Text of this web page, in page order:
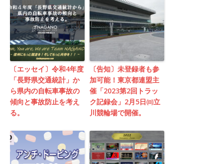
〔エッセイ〕令和4年度
「長野県交通統計」か
ら県内の自転車事故の
傾向と事故防止を考え
る。
〔告知〕未登録者も参
加可能！東京都連盟主
催「2023第2回トラッ
ク記録会」2月5日㈰立
川競輪場で開催。